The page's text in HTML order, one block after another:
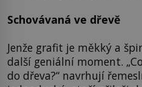
Schovávaná ve dřevě
Jenže grafit je měkký a
další geniální moment.
do dřeva?“ navrhují